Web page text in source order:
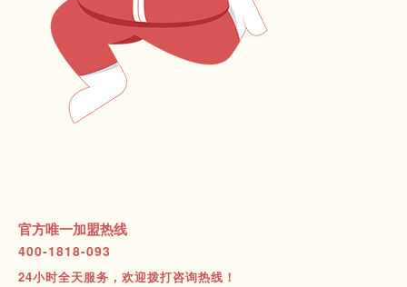
官方唯一加盟热线
400-1818-093
24小时全天服务，欢迎拨打咨询热线！